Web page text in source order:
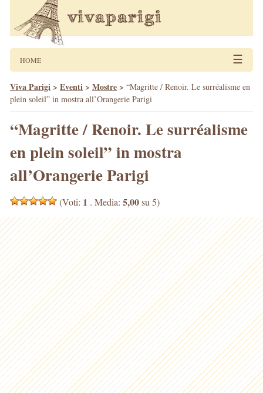
HOME ☰
Viva Parigi > Eventi > Mostre > “Magritte / Renoir. Le surréalisme en
plein soleil” in mostra all’Orangerie Parigi
“Magritte / Renoir. Le surréalisme
en plein soleil” in mostra
all’Orangerie Parigi
(Voti: 1 . Media: 5,00su 5)